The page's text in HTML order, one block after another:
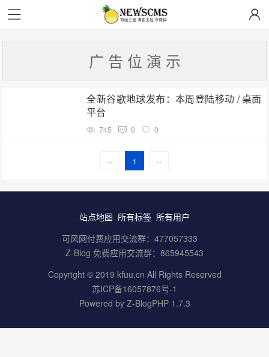
广 告 位 演 示
全新谷歌地球发布：本周登陆移动 / 桌面
平台
745 0 0
‹‹ 1 ››
站点地图 所有标签 所有用户
可风网付费应用交流群： 477057333
Z-Blog 免费应用交流群： 865945543
Copyright © 2019 kfuu.cn All Rights Reserved
苏ICP备16057876号-1
Powered by Z-BlogPHP 1.7.3